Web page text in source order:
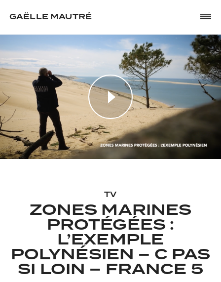
GAËLLE MAUTRÉ
TV
ZONES MARINES
PROTÉGÉES :
L’EXEMPLE
POLYNÉSIEN – C PAS
SI LOIN – FRANCE 5